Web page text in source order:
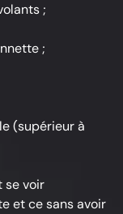
;
;
(supérieur à
se voir
et ce sans avoir